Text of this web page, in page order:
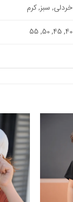
خردلی, سبز, کرم
40, 45, 50, 55